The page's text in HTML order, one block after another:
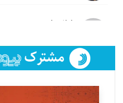
لیلا حنارود
فائزه فتحی رستمی
تحریریه